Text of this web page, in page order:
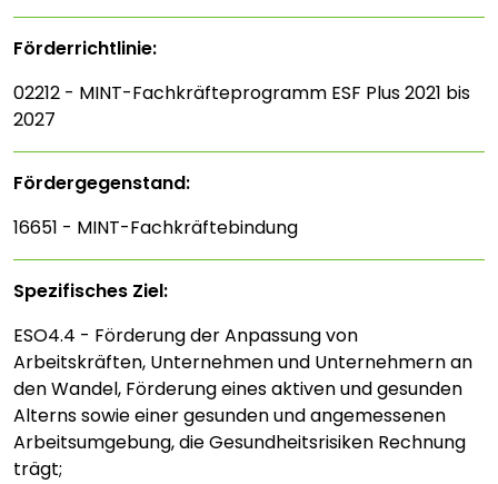
Förderrichtlinie:
02212 - MINT-Fachkräfteprogramm ESF Plus 2021 bis
2027
Fördergegenstand:
16651 - MINT-Fachkräftebindung
Spezifisches Ziel:
ESO4.4 - Förderung der Anpassung von
Arbeitskräften, Unternehmen und Unternehmern an
den Wandel, Förderung eines aktiven und gesunden
Alterns sowie einer gesunden und angemessenen
Arbeitsumgebung, die Gesundheitsrisiken Rechnung
trägt;